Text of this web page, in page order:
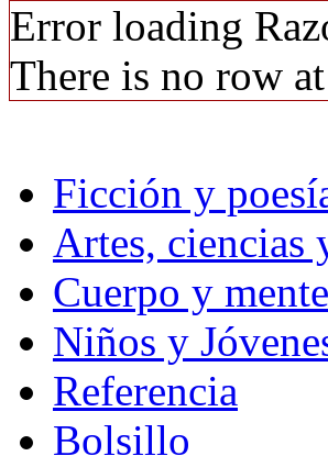
Error loading
There is no row
Ficción y
Artes, ciencias
Cuerpo y mente
Niños y
Referencia
Bolsillo